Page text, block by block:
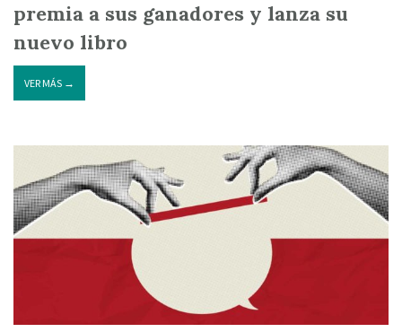
premia a sus ganadores y lanza su
nuevo libro
VER MÁS →